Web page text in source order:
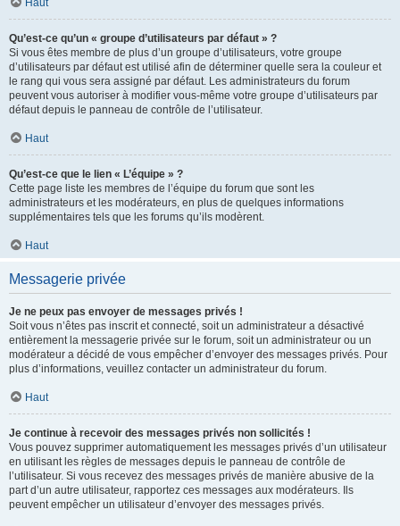
Haut
Qu’est-ce qu’un « groupe d’utilisateurs par défaut » ?
Si vous êtes membre de plus d’un groupe d’utilisateurs, votre groupe
d’utilisateurs par défaut est utilisé afin de déterminer quelle sera la couleur et
le rang qui vous sera assigné par défaut. Les administrateurs du forum
peuvent vous autoriser à modifier vous-même votre groupe d’utilisateurs par
défaut depuis le panneau de contrôle de l’utilisateur.
Haut
Qu’est-ce que le lien « L’équipe » ?
Cette page liste les membres de l’équipe du forum que sont les
administrateurs et les modérateurs, en plus de quelques informations
supplémentaires tels que les forums qu’ils modèrent.
Haut
Messagerie privée
Je ne peux pas envoyer de messages privés !
Soit vous n’êtes pas inscrit et connecté, soit un administrateur a désactivé
entièrement la messagerie privée sur le forum, soit un administrateur ou un
modérateur a décidé de vous empêcher d’envoyer des messages privés. Pour
plus d’informations, veuillez contacter un administrateur du forum.
Haut
Je continue à recevoir des messages privés non sollicités !
Vous pouvez supprimer automatiquement les messages privés d’un utilisateur
en utilisant les règles de messages depuis le panneau de contrôle de
l’utilisateur. Si vous recevez des messages privés de manière abusive de la
part d’un autre utilisateur, rapportez ces messages aux modérateurs. Ils
peuvent empêcher un utilisateur d’envoyer des messages privés.